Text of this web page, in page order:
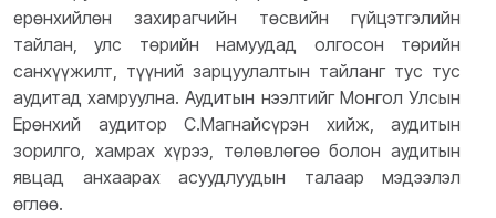
ерөнхийлөн захирагчийн төсвийн гүйцэтгэлийн
тайлан, улс төрийн намуудад олгосон төрийн
санхүүжилт, түүний зарцуулалтын тайланг тус тус
аудитад хамруулна. Аудитын нээлтийг Монгол Улсын
Ерөнхий аудитор С.Магнайсүрэн хийж, аудитын
зорилго, хамрах хүрээ, төлөвлөгөө болон аудитын
явцад анхаарах асуудлуудын талаар мэдээлэл
өглөө.